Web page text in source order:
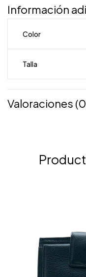
Información
Color
Talla
Valoraciones